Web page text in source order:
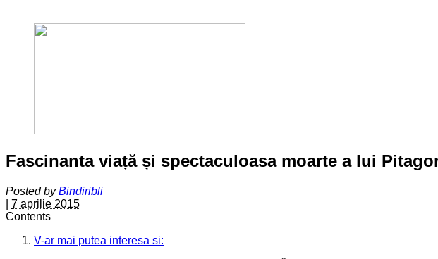
Fascinanta viață și spectaculoasa moarte a lui
Posted byBindiribli
7 aprilie 2015
Contents
V-ar mai putea interesa si: